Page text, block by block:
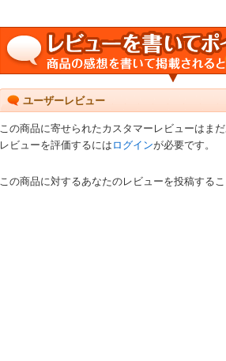
ユーザーレビュー
この商品に寄せられたカスタマーレビューはまだ
レビューを評価するには ログインが必要です。
この商品に対するあなたのレビューを投稿するこ